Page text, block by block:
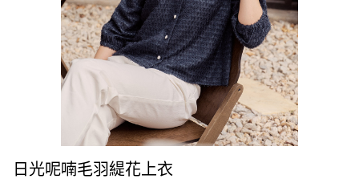
日光呢喃毛羽緹花上衣